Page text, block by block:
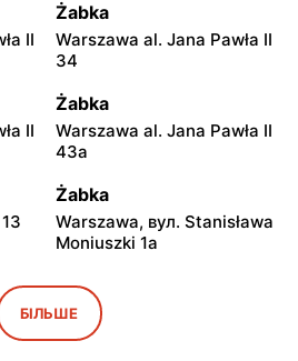
II
Żabka
Warszawa al. Jana Pawła II
34
II
Żabka
Warszawa al. Jana Pawła II
43a
Żabka
Warszawa, вул. Stanisława
Moniuszki 1a
Żabka
Warszawa, вул.
Grzybowska 5
БІЛЬШЕ